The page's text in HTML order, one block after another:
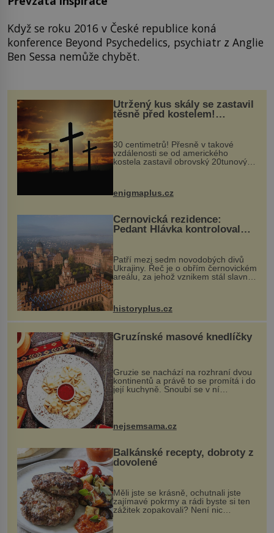
Když se roku 2016 v České republice koná
konference Beyond Psychedelics, psychiatr z Anglie
Ben Sessa nemůže chybět.
Utržený kus skály se zastavil
těsně před kostelem!
Ochránila ho boží síla?
30 centimetrů! Přesně v takové
vzdálenosti se od amerického
kostela zastavil obrovský 20tunový
...
enigmaplus.cz
Černovická rezidence:
Pedant Hlávka kontroloval
Patří mezi sedm novodobých divů
Ukrajiny. Řeč je o obřím černovickém
areálu, za jehož vznikem stál slavný
český architekt Josef Hlávka. Ten si
na něm dal mimořádně záležet. Jeho
stavební plány by při ...
historyplus.cz
Gruzínské masové knedlíčky
Gruzie se nachází na rozhraní dvou
kontinentů a právě to se promítá i do
její kuchyně. Snoubí se v ní
evropské a asijské chutě a díky tomu
vznikají rozmanité a chuťově bohaté
pokrmy, které rozhodně st...
nejsemsama.cz
Balkánské recepty, dobroty z
dovolené
Měli jste se krásně, ochutnali jste
zajímavé pokrmy a rádi byste si ten
zážitek zopakovali? Není nic
snazšího. Pljeskavica (10 porcí)
Možná jste ji ochutnali na dovolené v